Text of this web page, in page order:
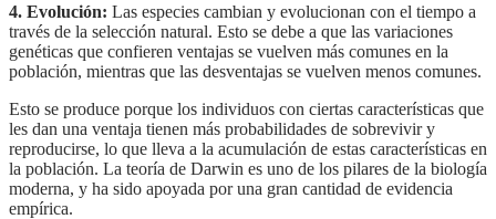
4. Evolución: Las especies cambian y evolucionan con el tiempo a
través de la selección natural. Esto se debe a que las variaciones
genéticas que confieren ventajas se vuelven más comunes en la
población, mientras que las desventajas se vuelven menos comunes.
Esto se produce porque los individuos con ciertas características que
les dan una ventaja tienen más probabilidades de sobrevivir y
reproducirse, lo que lleva a la acumulación de estas características en
la población. La teoría de Darwin es uno de los pilares de la biología
moderna, y ha sido apoyada por una gran cantidad de evidencia
empírica.